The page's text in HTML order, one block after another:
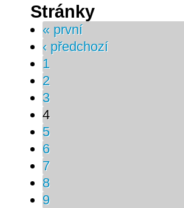
Stránky
« první
‹ předchozí
1
2
3
4
5
6
7
8
9